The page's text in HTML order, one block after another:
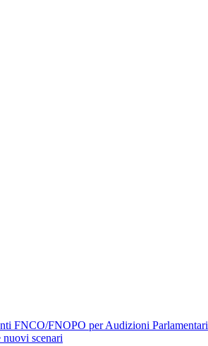
FNCO/FNOPO per Audizioni Parlamentari
nuovi scenari